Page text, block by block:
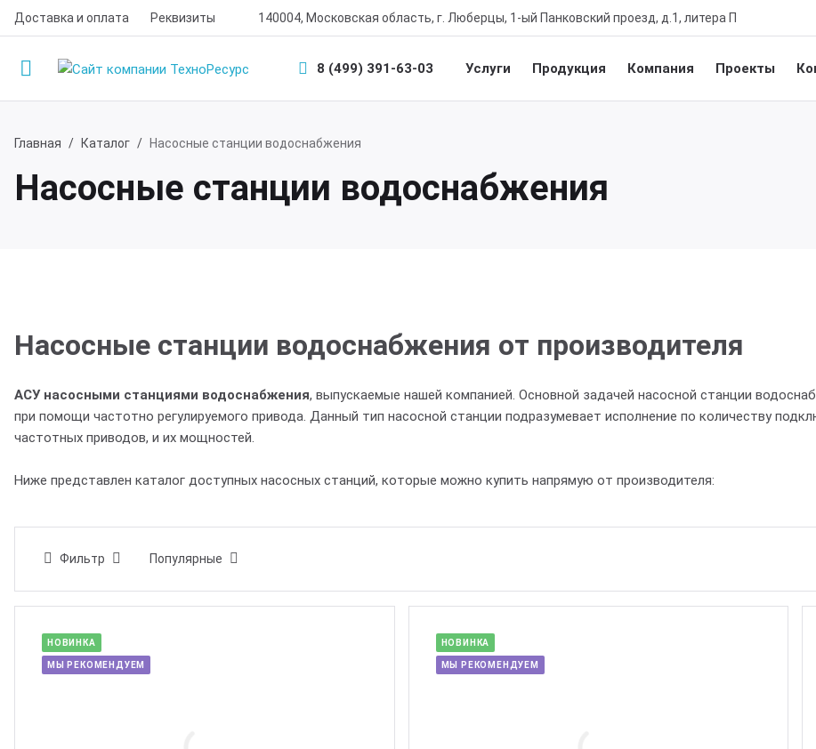
Доставка и оплата Реквизиты 140004, Московская область, г. Люберцы, 1-ый Панковский проезд, д.1, литера П
8 (499) 391-63-03 Услуги Продукция Компания Проекты
Назад
насосные станции
Назад
Главная Каталог Насосные станции водоснабжения
Насосные станции водоснабжения
Насосные станции водоснабжения от производителя
АСУ насосными станциями водоснабжения, выпускаемые нашей компанией. Основной задачей насосной станции
при помощи частотно регулируемого привода. Данный тип насосной станции подразумевает исполнение по количеству
частотных приводов, и их мощностей.
Ниже представлен каталог доступных насосных станций, которые можно купить напрямую от производителя:
Фильтр Популярные
НОВИНКА
МЫ РЕКОМЕНДУЕМ
НОВИНКА
МЫ РЕКОМЕНДУЕМ